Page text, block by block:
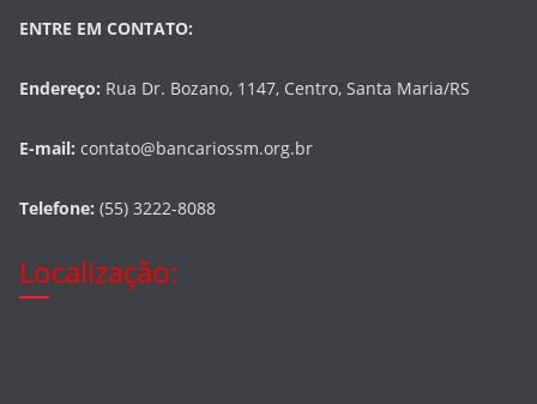
ENTRE EM CONTATO:
Endereço: Rua Dr. Bozano, 1147, Centro, Santa Maria/RS
E-mail: contato@bancariossm.org.br
Telefone: (55) 3222-8088
Localização: